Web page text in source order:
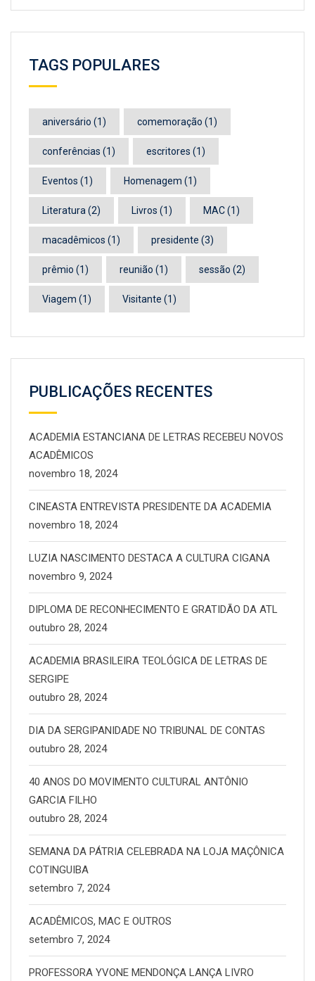
TAGS POPULARES
aniversário (1) comemoração (1)
conferências (1) escritores (1)
Eventos (1) Homenagem (1)
Literatura(2) Livros (1) MAC(1)
macadêmicos (1) presidente (3)
prêmio (1) reunião (1) sessão (2)
Viagem (1) Visitante (1)
PUBLICAÇÕES RECENTES
ACADEMIA ESTANCIANA DE LETRAS RECEBEU NOVOS
ACADÊMICOS
novembro 18, 2024
CINEASTA ENTREVISTA PRESIDENTE DA ACADEMIA
novembro 18, 2024
LUZIA NASCIMENTO DESTACA A CULTURA CIGANA
novembro 9, 2024
DIPLOMA DE RECONHECIMENTO E GRATIDÃO DA ATL
outubro 28, 2024
ACADEMIA BRASILEIRA TEOLÓGICA DE LETRAS DE
SERGIPE
outubro 28, 2024
DIA DA SERGIPANIDADE NO TRIBUNAL DE CONTAS
outubro 28, 2024
40 ANOS DO MOVIMENTO CULTURAL ANTÔNIO
GARCIA FILHO
outubro 28, 2024
SEMANA DA PÁTRIA CELEBRADA NA LOJA MAÇÔNICA
COTINGUIBA
setembro 7, 2024
ACADÊMICOS, MAC E OUTROS
setembro 7, 2024
PROFESSORA YVONE MENDONÇA LANÇA LIVRO